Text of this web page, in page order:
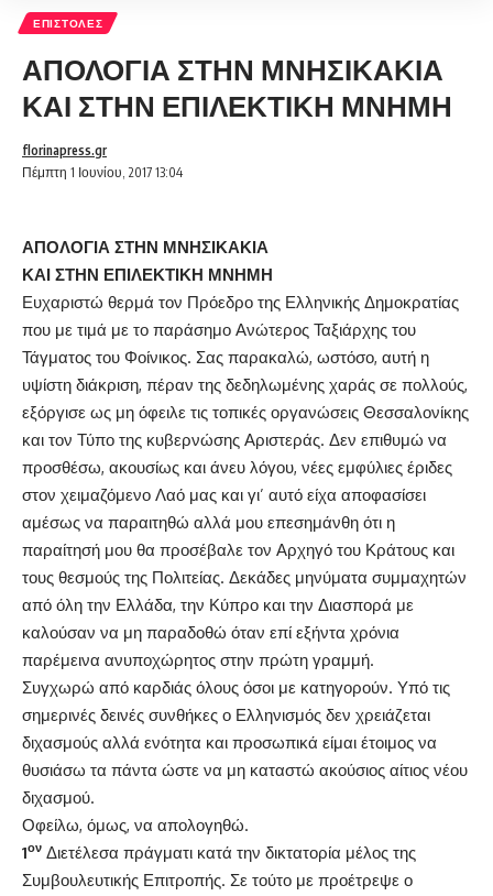
ΕΠΙΣΤΟΛΈΣ
ΑΠΟΛΟΓΙΑ ΣΤΗΝ ΜΝΗΣΙΚΑΚΙΑ
ΚΑΙ ΣΤΗΝ ΕΠΙΛΕΚΤΙΚΗ ΜΝΗΜΗ
Πέμπτη 1 Ιουνίου, 2017 13:04
florinapress.gr
ΑΠΟΛΟΓΙΑ ΣΤΗΝ ΜΝΗΣΙΚΑΚΙΑ
ΚΑΙ ΣΤΗΝ ΕΠΙΛΕΚΤΙΚΗ ΜΝΗΜΗ
Ευχαριστώ θερμά τον Πρόεδρο της Ελληνικής Δημοκρατίας
που με τιμά με το παράσημο Ανώτερος Ταξιάρχης του
Τάγματος του Φοίνικος. Σας παρακαλώ, ωστόσο, αυτή η
υψίστη διάκριση, πέραν της δεδηλωμένης χαράς σε πολλούς,
εξόργισε ως μη όφειλε τις τοπικές οργανώσεις Θεσσαλονίκης
και τον Τύπο της κυβερνώσης Αριστεράς. Δεν επιθυμώ να
προσθέσω, ακουσίως και άνευ λόγου, νέες εμφύλιες έριδες
στον χειμαζόμενο Λαό μας και γι’ αυτό είχα αποφασίσει
αμέσως να παραιτηθώ αλλά μου επεσημάνθη ότι η
παραίτησή μου θα προσέβαλε τον Αρχηγό του Κράτους και
τους θεσμούς της Πολιτείας. Δεκάδες μηνύματα συμμαχητών
από όλη την Ελλάδα, την Κύπρο και την Διασπορά με
καλούσαν να μη παραδοθώ όταν επί εξήντα χρόνια
παρέμεινα ανυποχώρητος στην πρώτη γραμμή.
Συγχωρώ από καρδιάς όλους όσοι με κατηγορούν. Υπό τις
σημερινές δεινές συνθήκες ο Ελληνισμός δεν χρειάζεται
διχασμούς αλλά ενότητα και προσωπικά είμαι έτοιμος να
θυσιάσω τα πάντα ώστε να μη καταστώ ακούσιος αίτιος νέου
διχασμού.
Οφείλω, όμως, να απολογηθώ.
1ον Διετέλεσα πράγματι κατά την δικτατορία μέλος της
Συμβουλευτικής Επιτροπής. Σε τούτο με προέτρεψε ο